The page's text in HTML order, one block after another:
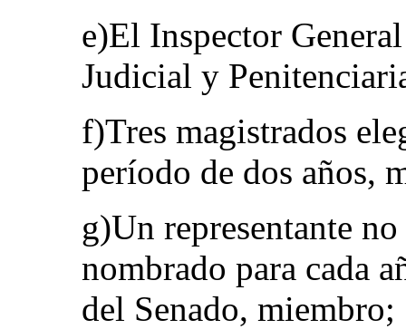
e)El Inspector
Judicial y
f)Tres magistrados
período de dos años,
g)Un representante
nombrado para cada
del Senado, miembro;